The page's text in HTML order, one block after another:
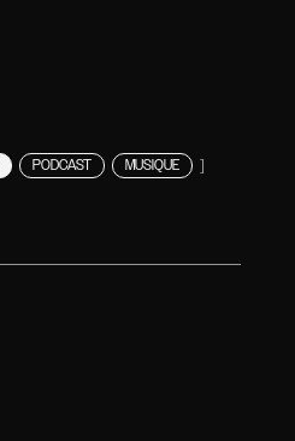
PODCAST MUSIQUE ]